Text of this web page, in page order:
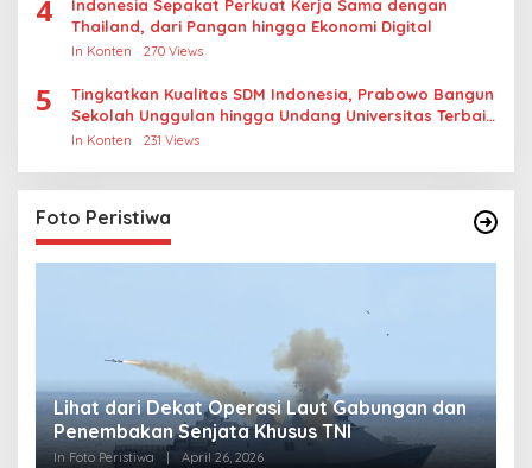
4
Indonesia Sepakat Perkuat Kerja Sama dengan
Thailand, dari Pangan hingga Ekonomi Digital
In Konten 270 Views
5
Tingkatkan Kualitas SDM Indonesia, Prabowo Bangun
Sekolah Unggulan hingga Undang Universitas Terbaik
Dunia
In Konten 231 Views
Foto Peristiwa
Lihat dari Dekat Operasi Laut Gabungan dan
Penembakan Senjata Khusus TNI
In Foto Peristiwa April 26, 2026